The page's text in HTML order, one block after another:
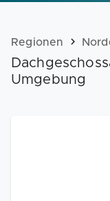
Regionen
Umgebung